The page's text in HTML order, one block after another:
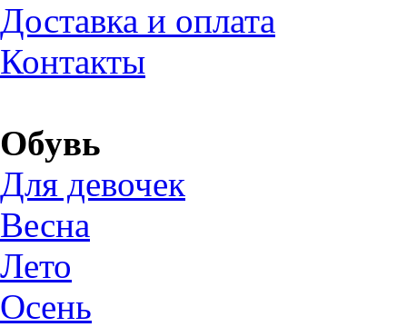
Доставка и оплата
Контакты
Обувь
Для девочек
Весна
Лето
Осень